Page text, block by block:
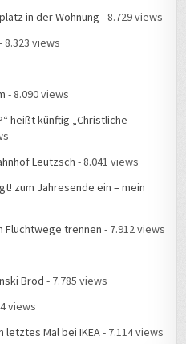
in der Wohnung - 8.729 views
- 8.323 views
- 8.090 views
heißt künftig „Christliche
Leutzsch - 8.041 views
zum Jahresende ein – mein
Fluchtwege trennen - 7.912 views
Brod - 7.785 views
views
letztes Mal bei IKEA- 7.114 views